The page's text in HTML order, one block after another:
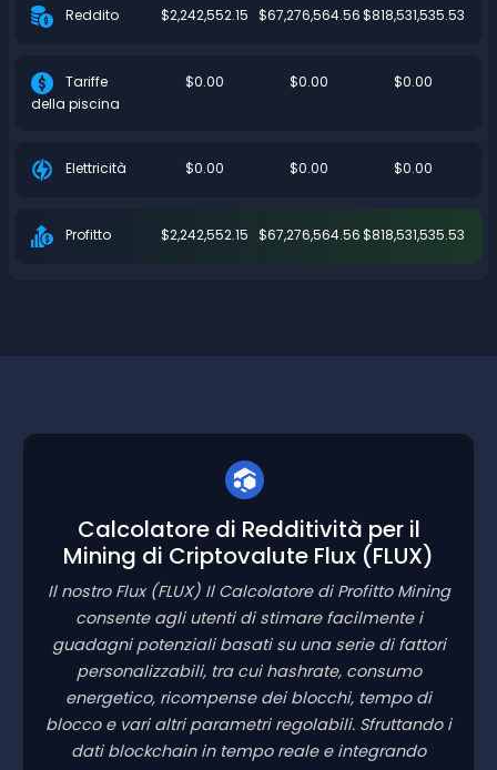
Reddito $2,242,552.15 $67,276,564.56$818,531,535.53
Tariffe
della piscina
$0.00 $0.00 $0.00
Elettricità $0.00 $0.00 $0.00
Profitto $2,242,552.15 $67,276,564.56$818,531,535.53
Calcolatore di Redditività per il
Mining di Criptovalute Flux (FLUX)
Il nostro Flux (FLUX)Il Calcolatore di Profitto Mining
consente agli utenti di stimare facilmente i
guadagni potenziali basati su una serie di fattori
personalizzabili, tra cui hashrate, consumo
energetico, ricompense dei blocchi, tempo di
blocco e vari altri parametri regolabili. Sfruttando i
dati blockchain in tempo reale e integrando